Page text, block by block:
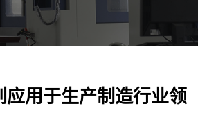
应用于生产制造行业领